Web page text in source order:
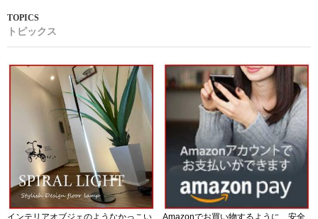
トピックス
インテリアオブジェのようなかっこい
Amazonでお買い物するように、安全